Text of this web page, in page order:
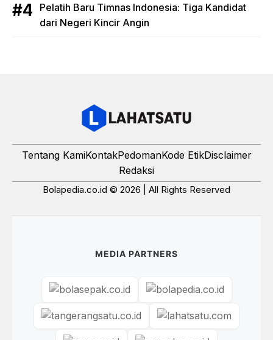
Pelatih Baru Timnas Indonesia: Tiga Kandidat
dari Negeri Kincir Angin
Tentang KamiKontakPedomanKode EtikDisclaimer
Redaksi
Bolapedia.co.id © 2026 | All Rights Reserved
MEDIA PARTNERS